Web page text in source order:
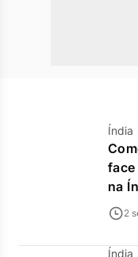
Índia
face
na
2
Índia